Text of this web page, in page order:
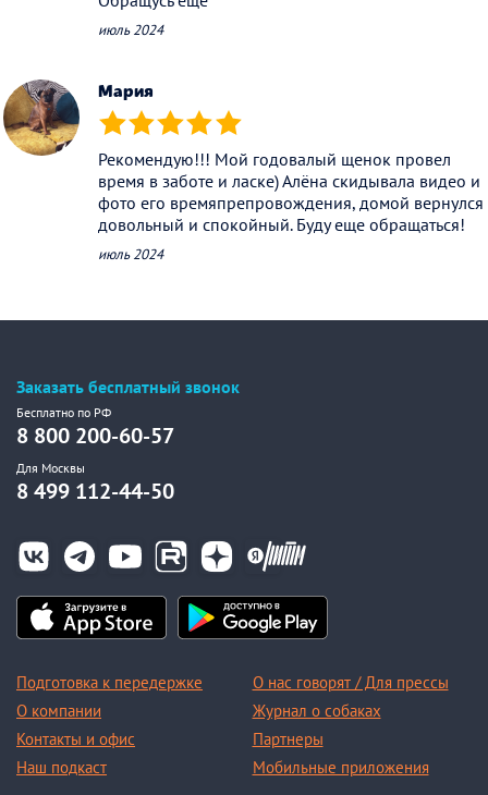
июль 2024
Мария
(*) (*) (*) (*) (*)
Рекомендую!!! Мой годовалый щенок провел
время в заботе и ласке) Алёна скидывала видео и
фото его времяпрепровождения, домой вернулся
довольный и спокойный. Буду еще обращаться!
июль 2024
Заказать бесплатный звонок
Бесплатно по РФ
8 800 200-60-57
Для Москвы
8 499 112-44-50
Подготовка к передержке
О компании
Контакты и офис
Наш подкаст
О нас говорят / Для прессы
Журнал о собаках
Партнеры
Мобильные приложения